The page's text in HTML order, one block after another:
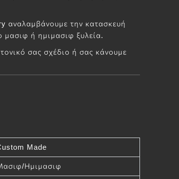
αναλαμβάνουμε την κατασκευή
ή ημιμασιφ ξυλεία.
σας σχέδιο ή σας κάνουμε
Made
Ημιμασιφ